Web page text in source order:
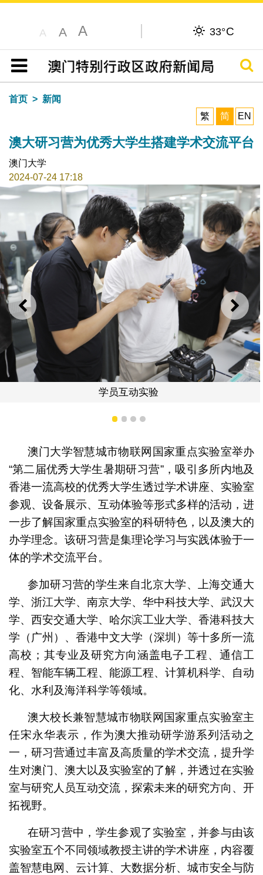
A A A 33°C
目录
搜寻
首页
新闻
繁
简 EN
澳大研习营为优秀大学生搭建学术交流平台
澳门大学
2024-07-24 17:18
上一则 下一
1 2 3 4
澳门大学智慧城市物联网国家重点实验室举办
“第二届优秀大学生暑期研习营”，吸引多所内地及
香港一流高校的优秀大学生透过学术讲座、实验室
参观、设备展示、互动体验等形式多样的活动，进
一步了解国家重点实验室的科研特色，以及澳大的
办学理念。该研习营是集理论学习与实践体验于一
体的学术交流平台。
参加研习营的学生来自北京大学、上海交通大
学、浙江大学、南京大学、华中科技大学、武汉大
学、西安交通大学、哈尔滨工业大学、香港科技大
学（广州）、香港中文大学（深圳）等十多所一流
高校；其专业及研究方向涵盖电子工程、通信工
程、智能车辆工程、能源工程、计算机科学、自动
化、水利及海洋科学等领域。
澳大校长兼智慧城市物联网国家重点实验室主
任宋永华表示，作为澳大推动研学游系列活动之
一，研习营通过丰富及高质量的学术交流，提升学
生对澳门、澳大以及实验室的了解，并透过在实验
室与研究人员互动交流，探索未来的研究方向、开
拓视野。
在研习营中，学生参观了实验室，并参与由该
实验室五个不同领域教授主讲的学术讲座，内容覆
盖智慧电网、云计算、大数据分析、城市安全与防